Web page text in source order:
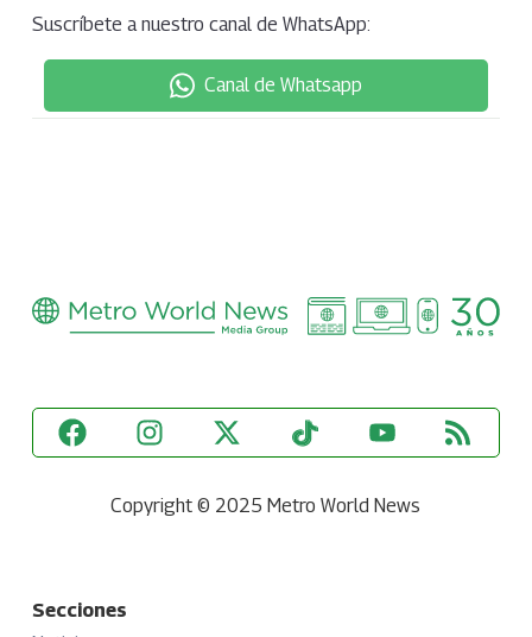
Suscríbete a nuestro canal de WhatsApp:
Canal de Whatsapp
Copyright © 2025 Metro World News
Secciones